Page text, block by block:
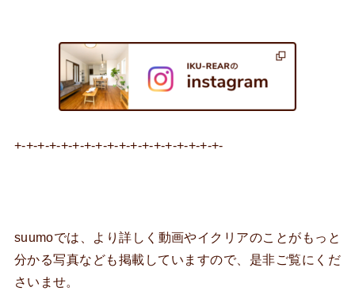
+-+-+-+-+-+-+-+-+-+-+-+-+-+-+-+-+-+-
suumoでは、より詳しく動画やイクリアのことがもっと
分かる写真なども掲載していますので、是非ご覧にくだ
さいませ。